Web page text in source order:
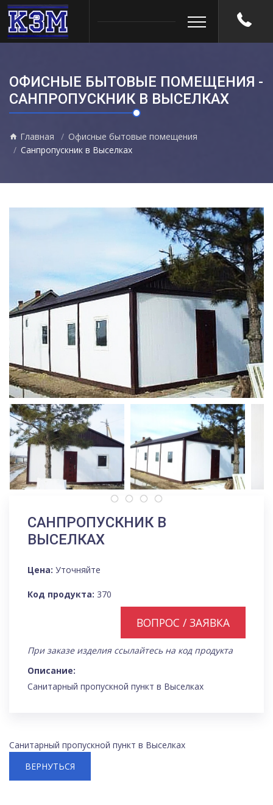
ОФИСНЫЕ БЫТОВЫЕ ПОМЕЩЕНИЯ -
САНПРОПУСКНИК В ВЫСЕЛКАХ
Главная
Офисные бытовые помещения
Санпропускник в Выселках
САНПРОПУСКНИК В
ВЫСЕЛКАХ
Цена: Уточняйте
Код продукта: 370
ВОПРОС / ЗАЯВКА
При заказе изделия ссылайтесь на код продукта
Описание:
Санитарный пропускной пункт в Выселках
Санитарный пропускной пункт в Выселках
ВЕРНУТЬСЯ